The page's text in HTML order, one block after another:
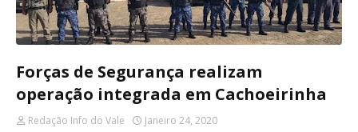
Forças de Segurança realizam
operação integrada em Cachoeirinha
Redação Info do Vale Janeiro 24, 2020